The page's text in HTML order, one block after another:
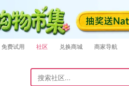
免费试用 社区 兑换商城 商家导航